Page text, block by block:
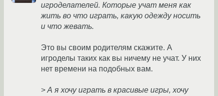
игроделателей. Которые учат меня как
жить во что играть, какую одежду носить
и что жевать.
Это вы своим родителям скажите. А
игроделы таких как вы ничему не учат. У них
нет времени на подобных вам.
> А я хочу играть в красивые игры, хочу